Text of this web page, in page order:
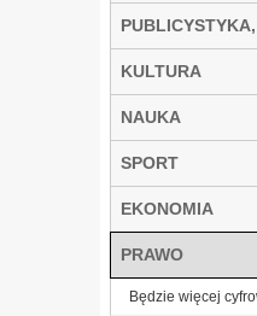
KULTURA
NAUKA
SPORT
EKONOMIA
PRAWO
Będzie więcej